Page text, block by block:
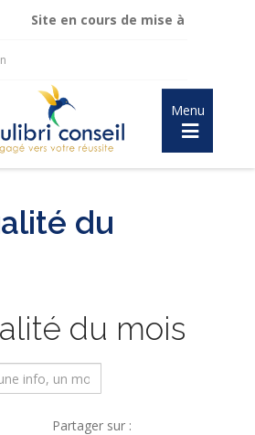
Site en cours de mise à jour :maintien de
Menu
du
du mois
Partager sur :